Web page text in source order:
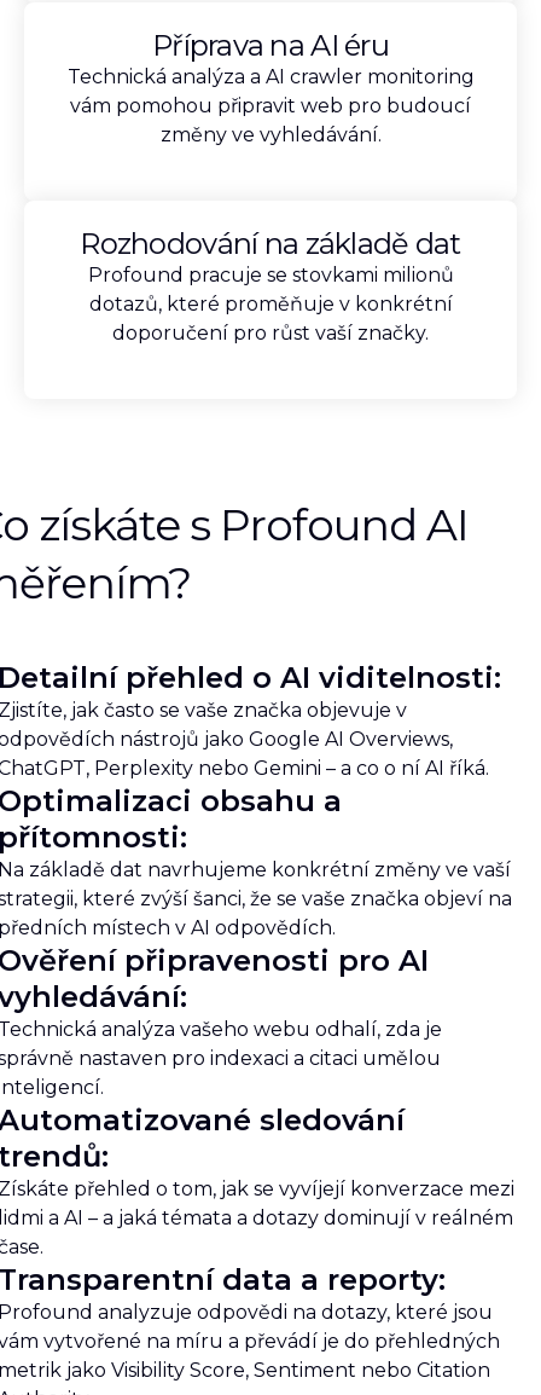
Příprava na AI éru
Technická analýza a AI crawler monitoring
vám pomohou připravit web pro budoucí
změny ve vyhledávání.
Rozhodování na základě dat
Profound pracuje se stovkami milionů
dotazů, které proměňuje v konkrétní
doporučení pro růst vaší značky.
získáte s Profound AI
přehled o AI viditelnosti:
jak často se vaše značka objevuje v
nástrojů jako Google AI Overviews,
Perplexity nebo Gemini – a co o ní AI říká.
obsahu a
základě dat navrhujeme konkrétní změny ve vaší
které zvýší šanci, že se vaše značka objeví na
místech v AI odpovědích.
připravenosti pro AI
analýza vašeho webu odhalí, zda je
nastaven pro indexaci a citaci umělou
sledování
přehled o tom, jak se vyvíjejí konverzace mezi
a AI – a jaká témata a dotazy dominují v reálném
data a reporty:
analyzuje odpovědi na dotazy, které jsou
vytvořené na míru a převádí je do přehledných
jako Visibility Score, Sentiment nebo Citation